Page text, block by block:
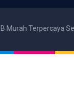
Murah Terpercaya